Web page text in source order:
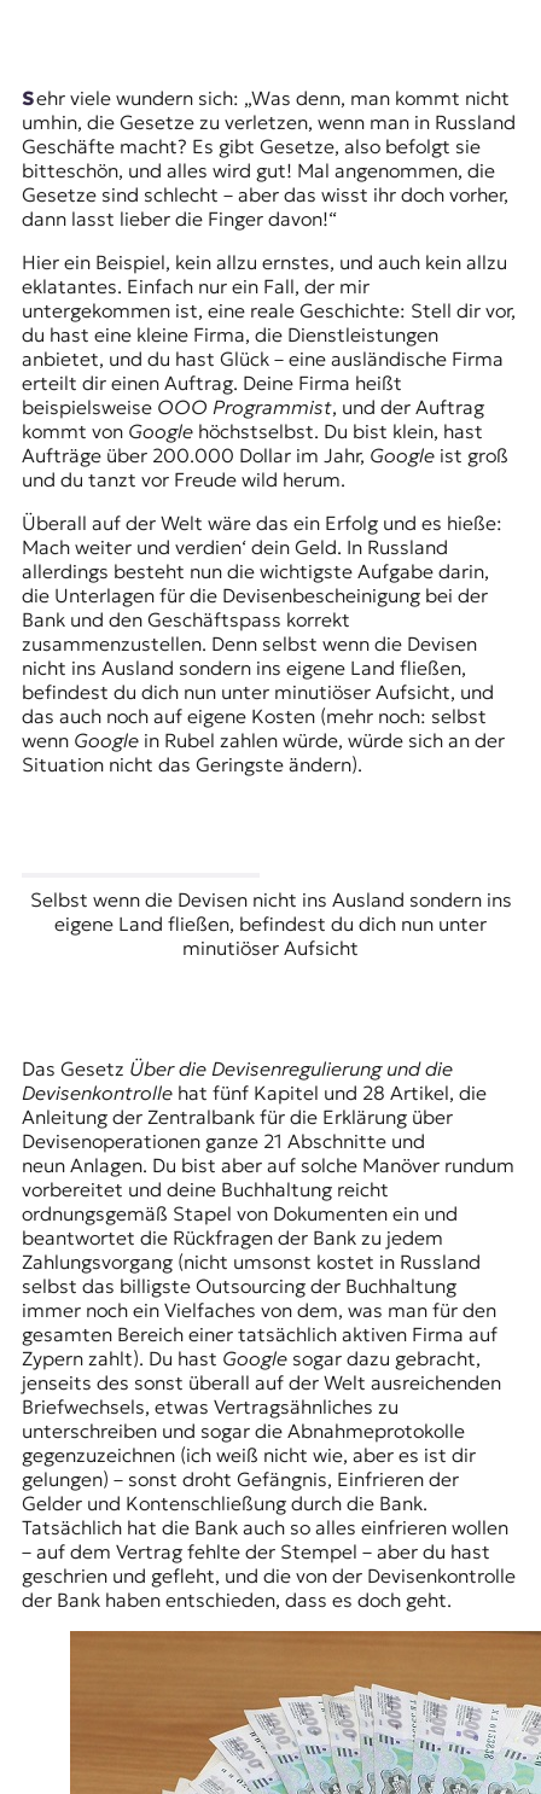
s
e
n
J
o
u
r
n
a
s
m
u
s
u
n
d
M
e
d
i
e
n
k
o
m
u
r
o
p
a
.
Sehr viele wundern sich: „Was denn, man kommt nicht
umhin, die Gesetze zu verletzen, wenn man in Russland
Geschäfte macht? Es gibt Gesetze, also befolgt sie
bitteschön, und alles wird gut! Mal angenommen, die
Gesetze sind schlecht – aber das wisst ihr doch vorher,
dann lasst lieber die Finger davon!“
Hier ein Beispiel, kein allzu ernstes, und auch kein allzu
eklatantes. Einfach nur ein Fall, der mir
untergekommen ist, eine reale Geschichte: Stell dir vor,
du hast eine kleine Firma, die Dienstleistungen
anbietet, und du hast Glück – eine ausländische Firma
erteilt dir einen Auftrag. Deine Firma heißt
beispielsweise OOO Programmist, und der Auftrag
kommt von Google höchstselbst. Du bist klein, hast
Aufträge über 200.000 Dollar im Jahr, Google ist groß
und du tanzt vor Freude wild herum.
Überall auf der Welt wäre das ein Erfolg und es hieße:
Mach weiter und verdien‘ dein Geld. In Russland
allerdings besteht nun die wichtigste Aufgabe darin,
die Unterlagen für die Devisenbescheinigung bei der
Bank und den Geschäftspass korrekt
zusammenzustellen. Denn selbst wenn die Devisen
nicht ins Ausland sondern ins eigene Land fließen,
befindest du dich nun unter minutiöser Aufsicht, und
das auch noch auf eigene Kosten (mehr noch: selbst
wenn Google in Rubel zahlen würde, würde sich an der
Situation nicht das Geringste ändern).
Selbst wenn die Devisen nicht ins Ausland sondern ins
eigene Land fließen, befindest du dich nun unter
minutiöser Aufsicht
Das Gesetz Über die Devisenregulierung und die
Devisenkontrollehat fünf Kapitel und 28 Artikel, die
Anleitung der Zentralbank für die Erklärung über
Devisenoperationen ganze 21 Abschnitte und
neun Anlagen. Du bist aber auf solche Manöver rundum
vorbereitet und deine Buchhaltung reicht
ordnungsgemäß Stapel von Dokumenten ein und
beantwortet die Rückfragen der Bank zu jedem
Zahlungsvorgang (nicht umsonst kostet in Russland
selbst das billigste Outsourcing der Buchhaltung
immer noch ein Vielfaches von dem, was man für den
gesamten Bereich einer tatsächlich aktiven Firma auf
Zypern zahlt). Du hast Google sogar dazu gebracht,
jenseits des sonst überall auf der Welt ausreichenden
Briefwechsels, etwas Vertragsähnliches zu
unterschreiben und sogar die Abnahmeprotokolle
gegenzuzeichnen (ich weiß nicht wie, aber es ist dir
gelungen) – sonst droht Gefängnis, Einfrieren der
Gelder und Kontenschließung durch die Bank.
Tatsächlich hat die Bank auch so alles einfrieren wollen
– auf dem Vertrag fehlte der Stempel – aber du hast
geschrien und gefleht, und die von der Devisenkontrolle
der Bank haben entschieden, dass es doch geht.